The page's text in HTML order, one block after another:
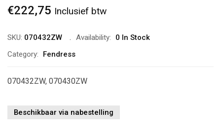
€222,75 Inclusief btw
SKU: 070432ZW Availability:
0 In Stock
Category:
Fendress
070432ZW, 070430ZW
Beschikbaar via nabestelling